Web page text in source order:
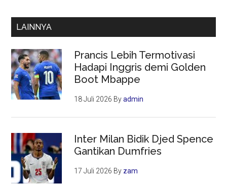
Terhadap
LAINNYA
Prancis Lebih Termotivasi
Hadapi Inggris demi Golden
Boot Mbappe
18 Juli 2026 Byadmin
Inter Milan Bidik Djed Spence
Gantikan Dumfries
17 Juli 2026 By zam